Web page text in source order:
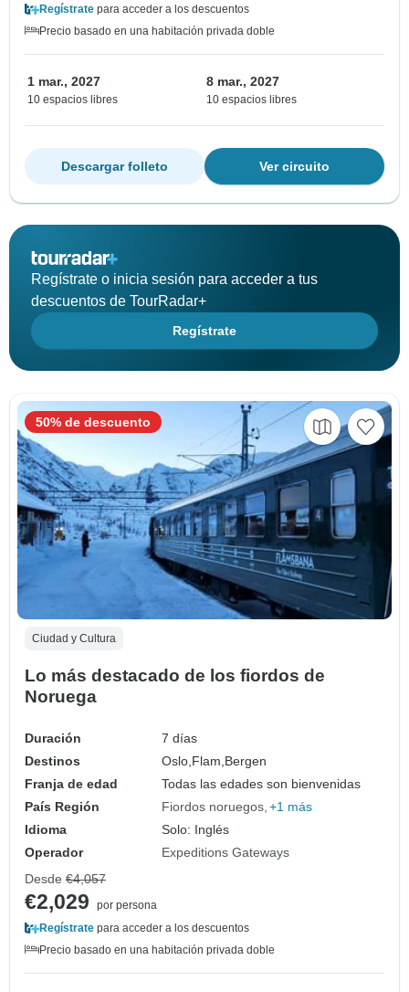
Regístrate para acceder a los descuentos
Precio basado en una habitación privada doble
1 mar., 2027
10 espacios libres
8 mar., 2027
10 espacios libres
Ver circuito
Descargar folleto
Regístrate o inicia sesión para acceder a tus
descuentos de TourRadar+
Regístrate
Ciudad y Cultura
Lo más destacado de los fiordos de
Noruega
Duración
7 días
Destinos
Oslo,Flam,Bergen
Franja de edad
Todas las edades son bienvenidas
País Región
Fiordos noruegos +1 más
Idioma
Solo: Inglés
Operador
Expeditions Gateways
50% de descuento
Desde €4,057
€2,029
por persona
Regístrate para acceder a los descuentos
Precio basado en una habitación privada doble